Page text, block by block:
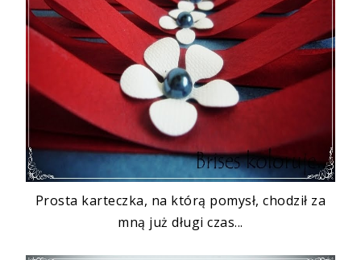
Prosta karteczka, na którą pomysł, chodził za
mną już długi czas...